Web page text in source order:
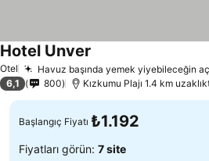
Otel Havuz başında yemek yiyebileceğin
Hotel Unver
6,1 800 Kızkumu Plajı 1.4 km
Başlangıç Fiyatı ₺1.192
Fiyatları görün: 7 site